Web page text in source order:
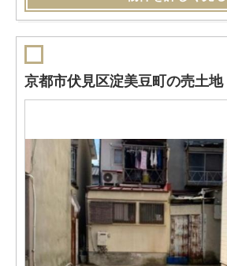
京都市伏見区淀美豆町の売土地